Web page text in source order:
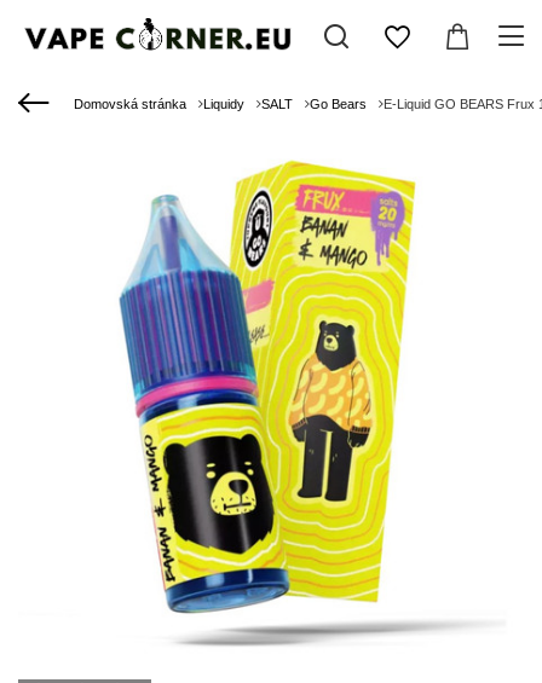
Domovská stránka Liquidy SALT Go Bears E-Liquid GO BEARS Frux